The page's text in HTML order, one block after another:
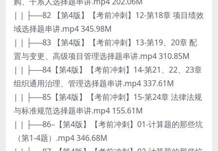
| | ├──82 【第4版】【考前冲刺】12-第18章 项目绩效
域选择题串讲.mp4 345.98M
| | ├──83 【第4版】【考前冲刺】13-第19、20章 配
置与变更、高级项目管理选择题串讲.mp4 310.85M
| | ├──84【第4版】【考前冲刺】14-第21、22、23章
组织通用治理、管理选择题串讲.mp4 337.61M
| | ├──85【第4版】【考前冲刺】15-第24章 法律法规
与标准规范选择题串讲.mp4 155.61M
| | ├──86–【第4版】【考前冲刺】01-计算题的那些坑
（第1-4题）.mp4 346.68M